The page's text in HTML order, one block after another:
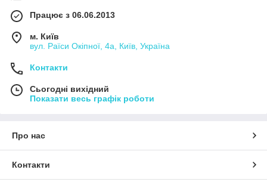
Працює з 06.06.2013
м. Київ
вул. Раїси Окіпної, 4а, Київ, Україна
Контакти
Сьогодні вихідний
Показати весь графік роботи
Про нас
Контакти